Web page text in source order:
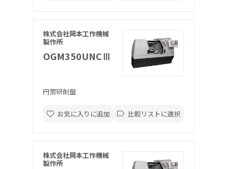
株式会社岡本工作機械
製作所
OGM350UNCⅢ
円筒研削盤
お気に入りに追加 比較リストに選択
株式会社岡本工作機械
製作所